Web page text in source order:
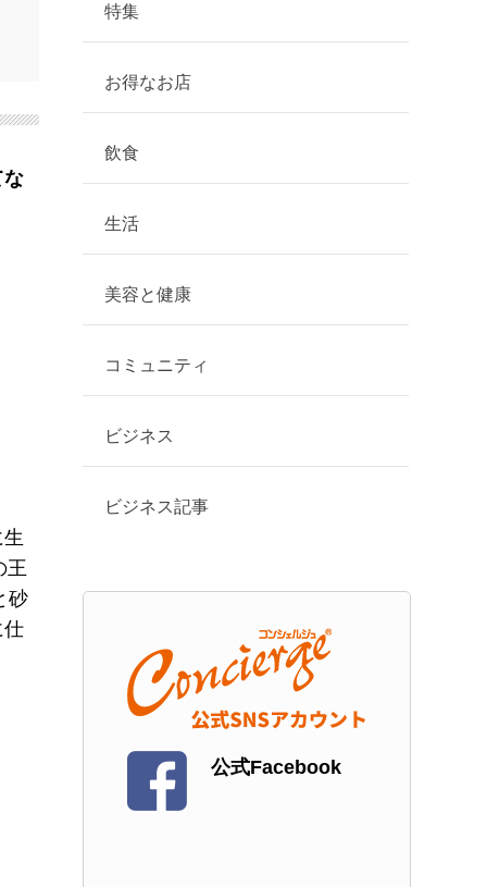
な
王
砂
仕
特集
お得なお店
飲食
生活
美容と健康
コミュニティ
ビジネス
ビジネス記事
公式Facebook